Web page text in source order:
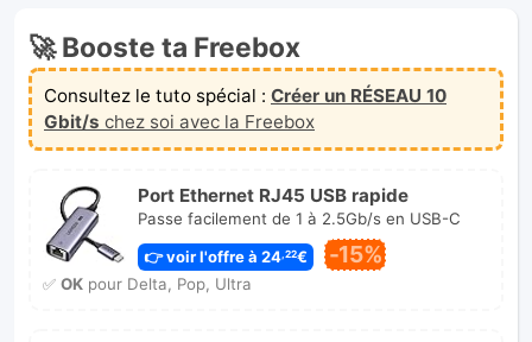
🚀 Booste ta Freebox
Consultez le tuto spécial : Créer un RÉSEAU 10
Gbit/s chez soi avec la Freebox
Port Ethernet RJ45 USB rapide
Passe facilement de 1 à 2.5Gb/s en USB-C
👉 voir l'offre à 24,22€ -15%
✅ OKpour Delta, Pop, Ultra